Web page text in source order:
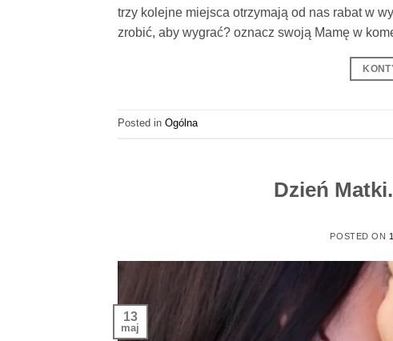
trzy kolejne miejsca otrzymają od nas rabat w
zrobić, aby wygrać? oznacz swoją Mamę w
Posted in Ogólna
Dzień
POSTED ON
13
maj